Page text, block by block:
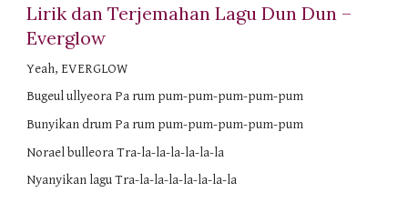
Lirik dan Terjemahan Lagu Dun Dun –
Everglow
Yeah, EVERGLOW
Bugeul ullyeora Pa rum pum-pum-pum-pum-pum
Bunyikan drum Pa rum pum-pum-pum-pum-pum
Norael bulleora Tra-la-la-la-la-la-la
Nyanyikan lagu Tra-la-la-la-la-la-la-la